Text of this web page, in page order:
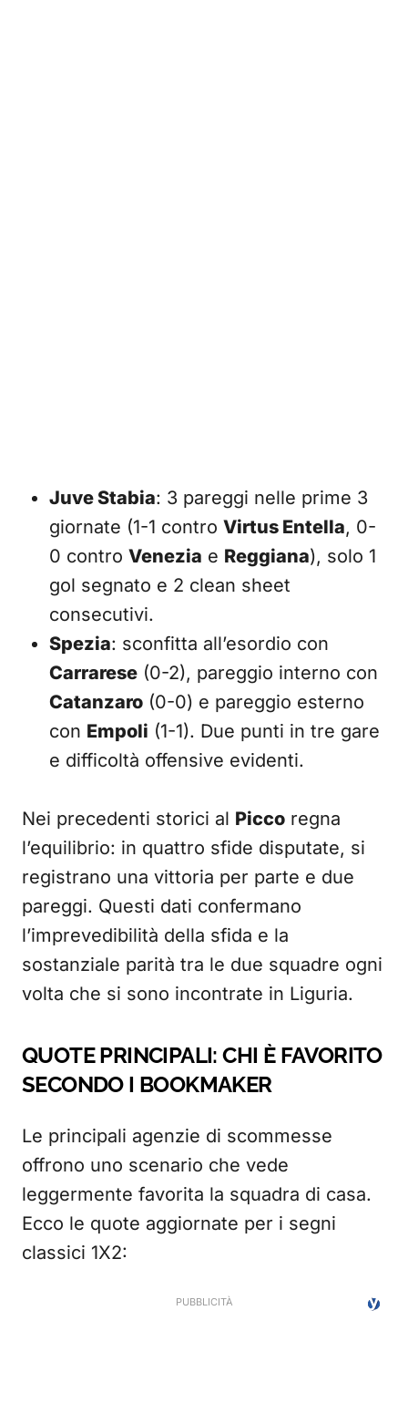
Juve Stabia: 3 pareggi nelle prime 3
giornate (1-1 contro Virtus Entella, 0-
0 contro Venezia e Reggiana), solo 1
gol segnato e 2 clean sheet
consecutivi.
Spezia: sconfitta all’esordio con
Carrarese (0-2), pareggio interno con
Catanzaro (0-0) e pareggio esterno
con Empoli (1-1). Due punti in tre gare
e difficoltà offensive evidenti.
Nei precedenti storici al Picco regna
l’equilibrio: in quattro sfide disputate, si
registrano una vittoria per parte e due
pareggi. Questi dati confermano
l’imprevedibilità della sfida e la
sostanziale parità tra le due squadre ogni
volta che si sono incontrate in Liguria.
QUOTE PRINCIPALI: CHI È FAVORITO
SECONDO I BOOKMAKER
Le principali agenzie di scommesse
offrono uno scenario che vede
leggermente favorita la squadra di casa.
Ecco le quote aggiornate per i segni
classici 1X2: